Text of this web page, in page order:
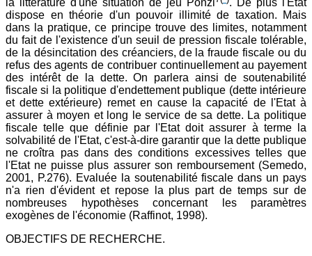
la littérature d'une situation de jeu Ponzi
. De plus l'Etat
dispose en théorie d'un pouvoir illimité de taxation. Mais
dans la pratique, ce principe trouve des limites, notamment
du fait de l'existence d'un seuil de pression fiscale tolérable,
de la désincitation des créanciers, de la fraude fiscale ou du
refus des agents de contribuer continuellement au payement
des intérêt de la dette. On parlera ainsi de soutenabilité
fiscale si la politique d'endettement publique (dette intérieure
et dette extérieure) remet en cause la capacité de l'Etat à
assurer à moyen et long le service de sa dette. La politique
fiscale telle que définie par l'Etat doit assurer à terme la
solvabilité de l'Etat, c'est-à-dire garantir que la dette publique
ne croîtra pas dans des conditions excessives telles que
l'Etat ne puisse plus assurer son remboursement (Semedo,
2001, P.276). Evaluée la soutenabilité fiscale dans un pays
n'a rien d'évident et repose la plus part de temps sur de
nombreuses hypothèses concernant les paramètres
exogènes de l'économie (Raffinot, 1998).
OBJECTIFS DE RECHERCHE.